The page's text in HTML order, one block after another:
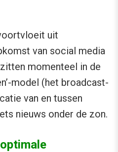
uit
van social media
momenteel in de
model (het broadcast-
van en tussen
nieuws onder de zon.